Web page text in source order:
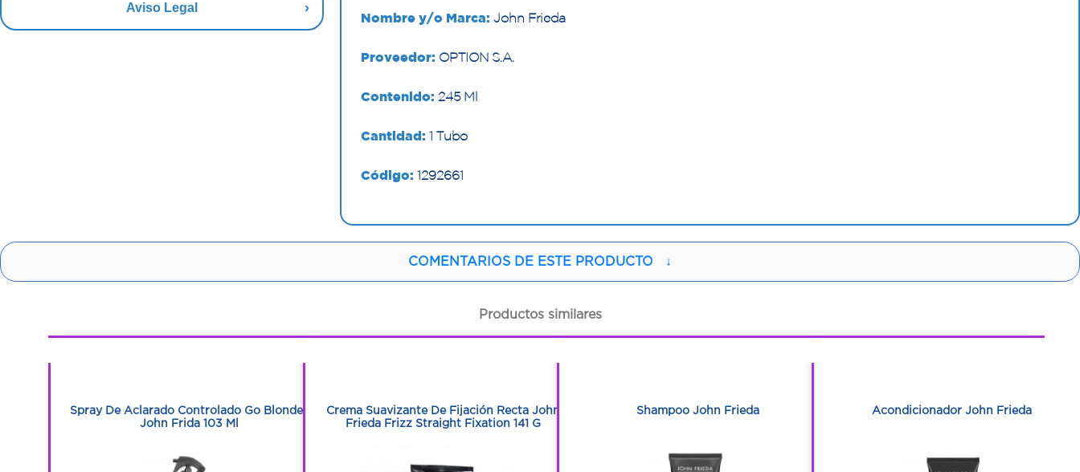
Aviso Legal
Nombre y/o Marca: John Frieda
Proveedor: OPTION S.A.
Contenido: 245 Ml
Cantidad: 1 Tubo
Código: 1292661
COMENTARIOS DE ESTE PRODUCTO ↓
Productos similares
Spray De Aclarado Controlado Go Blonder
John Frida 103 Ml
Crema Suavizante De Fijación Recta John
Frieda Frizz Straight Fixation 141 G
Shampoo John Frieda Acondicionador John Frieda